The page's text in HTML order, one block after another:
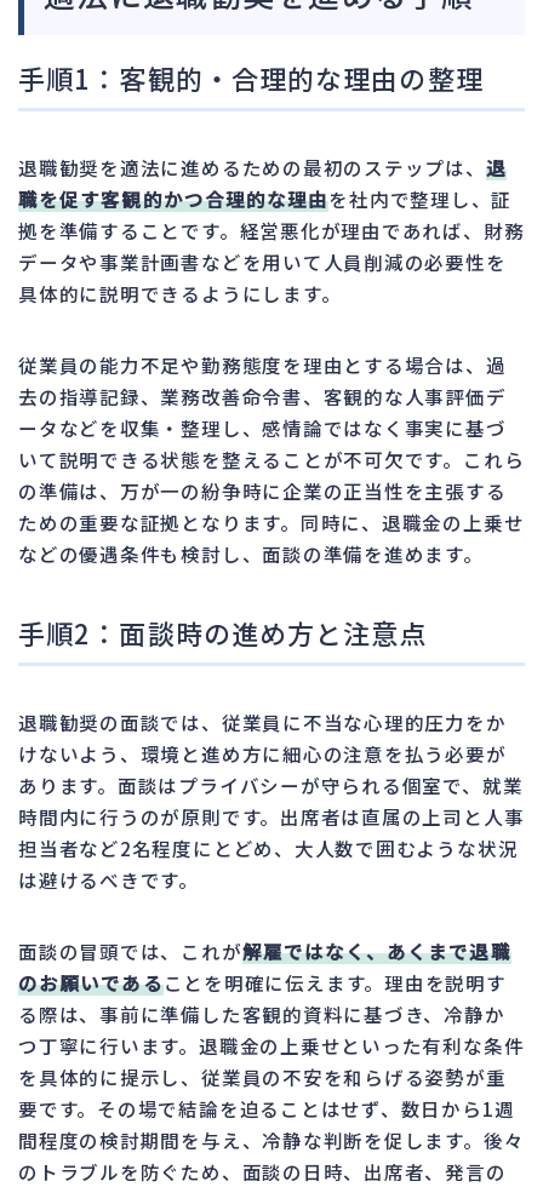
手順1：客観的・合理的な理由の整理
退職勧奨を適法に進めるための最初のステップは、 退
職を促す客観的かつ合理的な理由を社内で整理し、証
拠を準備することです。経営悪化が理由であれば、財務
データや事業計画書などを用いて人員削減の必要性を
具体的に説明できるようにします。
従業員の能力不足や勤務態度を理由とする場合は、過
去の指導記録、業務改善命令書、客観的な人事評価デ
ータなどを収集・整理し、感情論ではなく事実に基づ
いて説明できる状態を整えることが不可欠です。これら
の準備は、万が一の紛争時に企業の正当性を主張する
ための重要な証拠となります。同時に、退職金の上乗せ
などの優遇条件も検討し、面談の準備を進めます。
手順2：面談時の進め方と注意点
退職勧奨の面談では、従業員に不当な心理的圧力をか
けないよう、環境と進め方に細心の注意を払う必要が
あります。面談はプライバシーが守られる個室で、就業
時間内に行うのが原則です。出席者は直属の上司と人事
担当者など2名程度にとどめ、大人数で囲むような状況
は避けるべきです。
面談の冒頭では、これが解雇ではなく、あくまで退職
のお願いであることを明確に伝えます。理由を説明す
る際は、事前に準備した客観的資料に基づき、冷静か
つ丁寧に行います。退職金の上乗せといった有利な条件
を具体的に提示し、従業員の不安を和らげる姿勢が重
要です。その場で結論を迫ることはせず、数日から1週
間程度の検討期間を与え、冷静な判断を促します。後々
のトラブルを防ぐため、面談の日時、出席者、発言の